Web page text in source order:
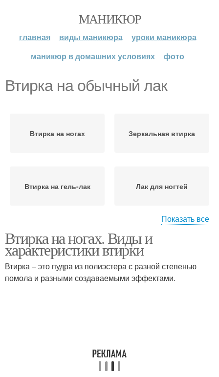
МАНИКЮР
главная виды маникюра
уроки маникюра
маникюр в домашних условиях
фото
Втирка на обычный лак
Втирка на ногах Зеркальная втирка
Втирка на гель-лак Лак для ногтей
лак
Показать все
Втирка на ногах. Виды и
характеристики втирки
Втирка – это пудра из полиэстера с разной степенью
помола и разными создаваемыми эффектами.